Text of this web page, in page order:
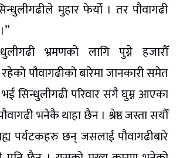
मुहार फेर्यो । तर पौवागढी
भ्रमणको लागि पुग्ने हजारौँ
पौवागढीको बारेमा जानकारी समेत
सिन्धुलीगढी परिवार संगै घुम्न आएका
भनेकै थाहा छैन । श्रेष्ठ जस्ता सयौँ
पर्यटकहरु छन् जसलाई पौवागढीबारे